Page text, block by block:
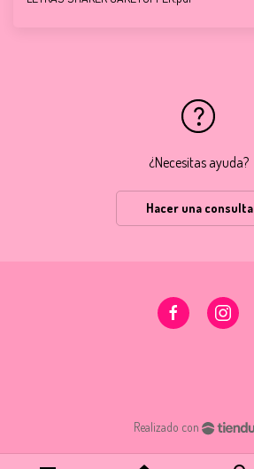
¿Necesitas ayuda?
Hacer una consulta
Realizado con